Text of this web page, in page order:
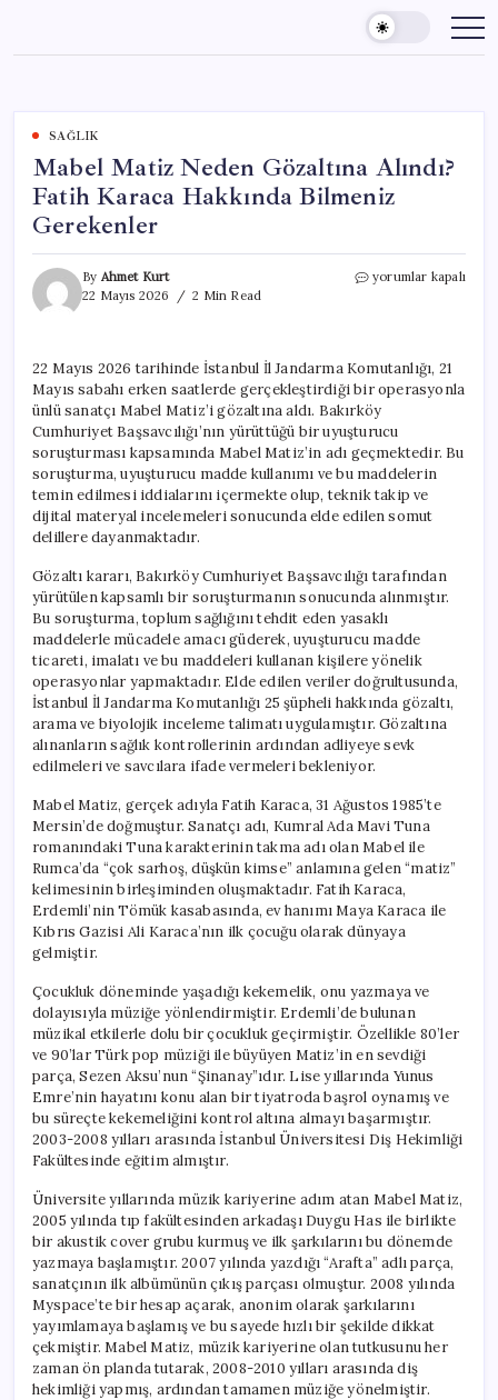
content
SAĞLIK
Mabel Matiz Neden Gözaltına Alındı?
Fatih Karaca Hakkında Bilmeniz
Gerekenler
By Ahmet Kurt
22 Mayıs 2026
2 Min Read
Mabel
Fatih
Karaca
Hakkında
Bilmeniz
Gerekenler
için
yorumlar kapalı
22 Mayıs 2026 tarihinde İstanbul İl Jandarma Komutanlığı, 21
Mayıs sabahı erken saatlerde gerçekleştirdiği bir operasyonla
ünlü sanatçı Mabel Matiz’i gözaltına aldı. Bakırköy
Cumhuriyet Başsavcılığı’nın yürüttüğü bir uyuşturucu
soruşturması kapsamında Mabel Matiz’in adı geçmektedir. Bu
soruşturma, uyuşturucu madde kullanımı ve bu maddelerin
temin edilmesi iddialarını içermekte olup, teknik takip ve
dijital materyal incelemeleri sonucunda elde edilen somut
delillere dayanmaktadır.
Gözaltı kararı, Bakırköy Cumhuriyet Başsavcılığı tarafından
yürütülen kapsamlı bir soruşturmanın sonucunda alınmıştır.
Bu soruşturma, toplum sağlığını tehdit eden yasaklı
maddelerle mücadele amacı güderek, uyuşturucu madde
ticareti, imalatı ve bu maddeleri kullanan kişilere yönelik
operasyonlar yapmaktadır. Elde edilen veriler doğrultusunda,
İstanbul İl Jandarma Komutanlığı 25 şüpheli hakkında gözaltı,
arama ve biyolojik inceleme talimatı uygulamıştır. Gözaltına
alınanların sağlık kontrollerinin ardından adliyeye sevk
edilmeleri ve savcılara ifade vermeleri bekleniyor.
Mabel Matiz, gerçek adıyla Fatih Karaca, 31 Ağustos 1985’te
Mersin’de doğmuştur. Sanatçı adı, Kumral Ada Mavi Tuna
romanındaki Tuna karakterinin takma adı olan Mabel ile
Rumca’da “çok sarhoş, düşkün kimse” anlamına gelen “matiz”
kelimesinin birleşiminden oluşmaktadır. Fatih Karaca,
Erdemli’nin Tömük kasabasında, ev hanımı Maya Karaca ile
Kıbrıs Gazisi Ali Karaca’nın ilk çocuğu olarak dünyaya
gelmiştir.
Çocukluk döneminde yaşadığı kekemelik, onu yazmaya ve
dolayısıyla müziğe yönlendirmiştir. Erdemli’de bulunan
müzikal etkilerle dolu bir çocukluk geçirmiştir. Özellikle 80’ler
ve 90’lar Türk pop müziği ile büyüyen Matiz’in en sevdiği
parça, Sezen Aksu’nun “Şinanay”ıdır. Lise yıllarında Yunus
Emre’nin hayatını konu alan bir tiyatroda başrol oynamış ve
bu süreçte kekemeliğini kontrol altına almayı başarmıştır.
2003-2008 yılları arasında İstanbul Üniversitesi Diş Hekimliği
Fakültesinde eğitim almıştır.
Üniversite yıllarında müzik kariyerine adım atan Mabel Matiz,
2005 yılında tıp fakültesinden arkadaşı Duygu Has ile birlikte
bir akustik cover grubu kurmuş ve ilk şarkılarını bu dönemde
yazmaya başlamıştır. 2007 yılında yazdığı “Arafta” adlı parça,
sanatçının ilk albümünün çıkış parçası olmuştur. 2008 yılında
Myspace’te bir hesap açarak, anonim olarak şarkılarını
yayımlamaya başlamış ve bu sayede hızlı bir şekilde dikkat
çekmiştir. Mabel Matiz, müzik kariyerine olan tutkusunu her
zaman ön planda tutarak, 2008-2010 yılları arasında diş
hekimliği yapmış, ardından tamamen müziğe yönelmiştir.